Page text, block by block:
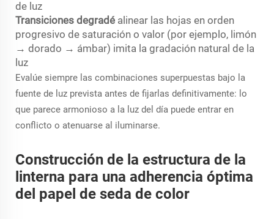
de luz
Transiciones degradé alinear las hojas en orden
progresivo de saturación o valor (por ejemplo, limón
→ dorado → ámbar) imita la gradación natural de la
luz
Evalúe siempre las combinaciones superpuestas bajo la
fuente de luz prevista antes de fijarlas definitivamente: lo
que parece armonioso a la luz del día puede entrar en
conflicto o atenuarse al iluminarse.
Construcción de la estructura de la
linterna para una adherencia óptima
del papel de seda de color